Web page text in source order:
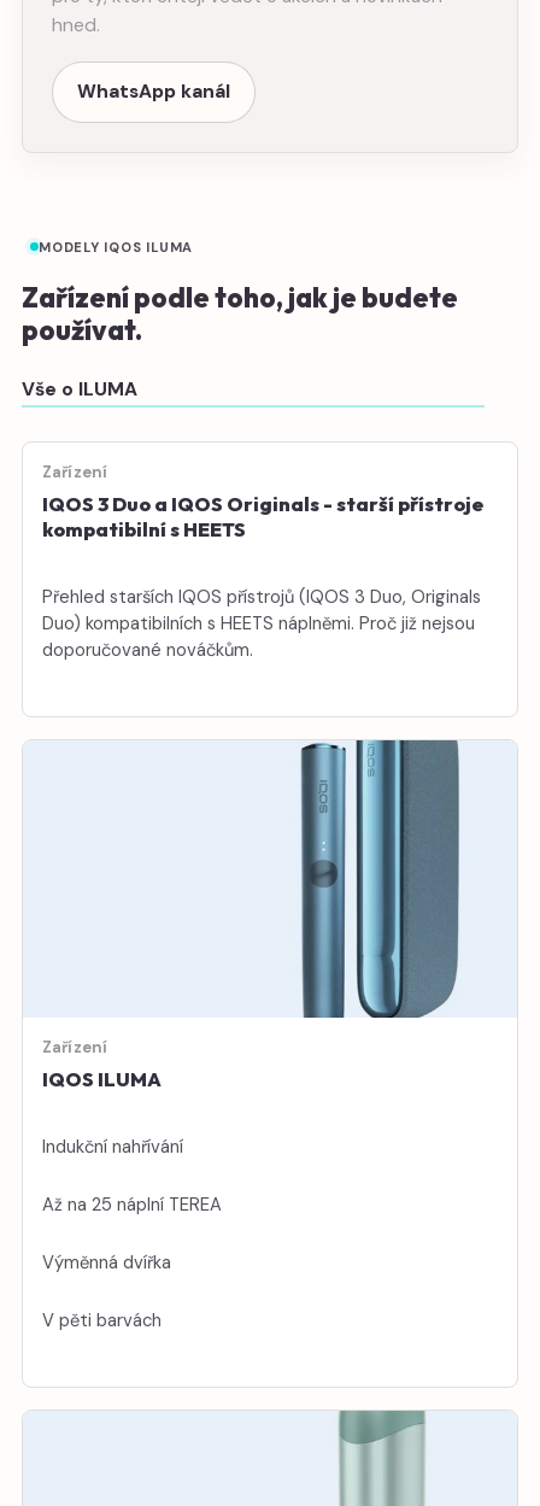
hned.
WhatsApp kanál
MODELY IQOS ILUMA
Zařízení podle toho, jak je budete
používat.
Vše o ILUMA
Zařízení
IQOS 3 Duo a IQOS Originals - starší přístroje
kompatibilní s HEETS
Přehled starších IQOS přístrojů (IQOS 3 Duo, Originals
Duo) kompatibilních s HEETS náplněmi. Proč již nejsou
doporučované nováčkům.
Zařízení
IQOS ILUMA
Indukční nahřívání
Až na 25 náplní TEREA
Výměnná dvířka
V pěti barvách